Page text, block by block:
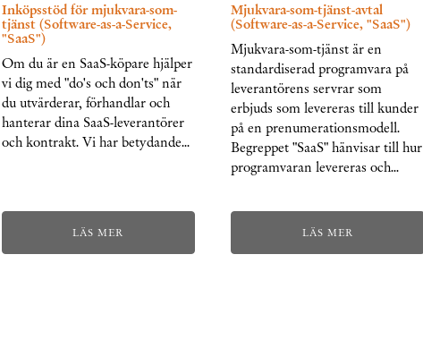
Inköpsstöd för mjukvara-som-
tjänst (Software-as-a-Service,
"SaaS")
Om du är en SaaS-köpare hjälper
vi dig med "do's och don'ts" när
du utvärderar, förhandlar och
hanterar dina SaaS-leverantörer
och kontrakt. Vi har betydande…
LÄS MER
Mjukvara-som-tjänst-avtal
(Software-as-a-Service, "SaaS")
Mjukvara-som-tjänst är en
standardiserad programvara på
leverantörens servrar som
erbjuds som levereras till kunder
på en prenumerationsmodell.
Begreppet "SaaS" hänvisar till hur
programvaran levereras och…
LÄS MER